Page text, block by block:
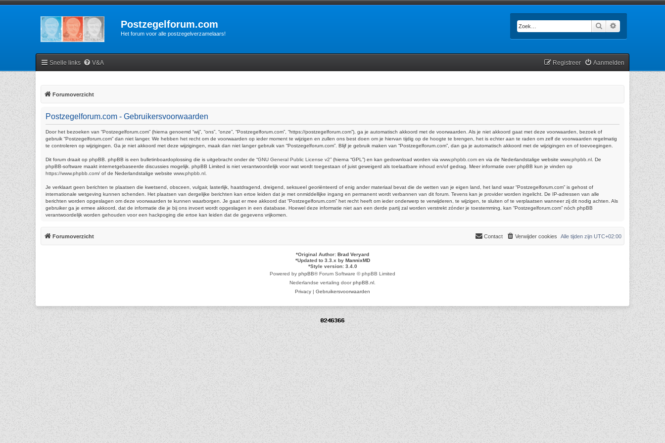
Postzegelforum.com
Het forum voor alle postzegelverzamelaars!
Zoek
Snelle links V&A Aanmelden
Registreer
Forumoverzicht
Postzegelforum.com - Gebruikersvoorwaarden
Door het bezoeken van “Postzegelforum.com” (hierna genoemd “wij”, “ons”, “onze”, “Postzegelforum.com”, “https://postzegelforum.com”), ga je automatisch akkoord met de voorwaarden. Als je niet akkoord gaat met deze voorwaarden, bezoek of
gebruik “Postzegelforum.com” dan niet langer. We hebben het recht om de voorwaarden op ieder moment te wijzigen en zullen ons best doen om je hiervan tijdig op de hoogte te brengen, het is echter aan te raden om zelf de voorwaarden regelmatig
te controleren op wijzigingen. Ga je niet akkoord met deze wijzigingen, maak dan niet langer gebruik van “Postzegelforum.com”. Blijf je gebruik maken van “Postzegelforum.com”, dan ga je automatisch akkoord met de wijzigingen en of toevoegingen.
Dit forum draait op phpBB. phpBB is een bulletinboardoplossing die is uitgebracht onder de “GNU General Public License v2” (hierna “GPL”) en kan gedownload worden via www.phpbb.com en via de Nederlandstalige website www.phpbb.nl . De
phpBB-software maakt internetgebaseerde discussies mogelijk. phpBB Limited is niet verantwoordelijk voor wat wordt toegestaan of juist geweigerd als toelaatbare inhoud en/of gedrag. Meer informatie over phpBB kun je vinden op
https://www.phpbb.com/ of de Nederlandstalige website www.phpbb.nl
Je verklaart geen berichten te plaatsen die kwetsend, obsceen, vulgair, lasterlijk, haatdragend, dreigend, seksueel georiënteerd of enig ander materiaal bevat die de wetten van je eigen land, het land waar “Postzegelforum.com” is gehost of
internationale wetgeving kunnen schenden. Het plaatsen van dergelijke berichten kan ertoe leiden dat je met onmiddellijke ingang en permanent wordt verbannen van dit forum. Tevens kan je provider worden ingelicht. De IP-adressen van alle
berichten worden opgeslagen om deze voorwaarden te kunnen waarborgen. Je gaat er mee akkoord dat “Postzegelforum.com” het recht heeft om ieder onderwerp te verwijderen, te wijzigen, te sluiten of te verplaatsen wanneer zij dit nodig achten. Als
gebruiker ga je ermee akkoord, dat de informatie die je bij ons invoert wordt opgeslagen in een database. Hoewel deze informatie niet aan een derde partij zal worden verstrekt zónder je toestemming, kan “Postzegelforum.com” nóch phpBB
verantwoordelijk worden gehouden voor een hackpoging die ertoe kan leiden dat de gegevens vrijkomen.
Forumoverzicht Alle tijden zijn UTC+02:00
Verwijder cookies
Contact
*Original Author: Brad Veryard
*Updated to 3.3.x by MannixMD
*Style version: 3.4.0
Powered by phpBB® Forum Software © phpBB Limited
Nederlandse vertaling doorphpBB.nl
Privacy | Gebruikersvoorwaarden